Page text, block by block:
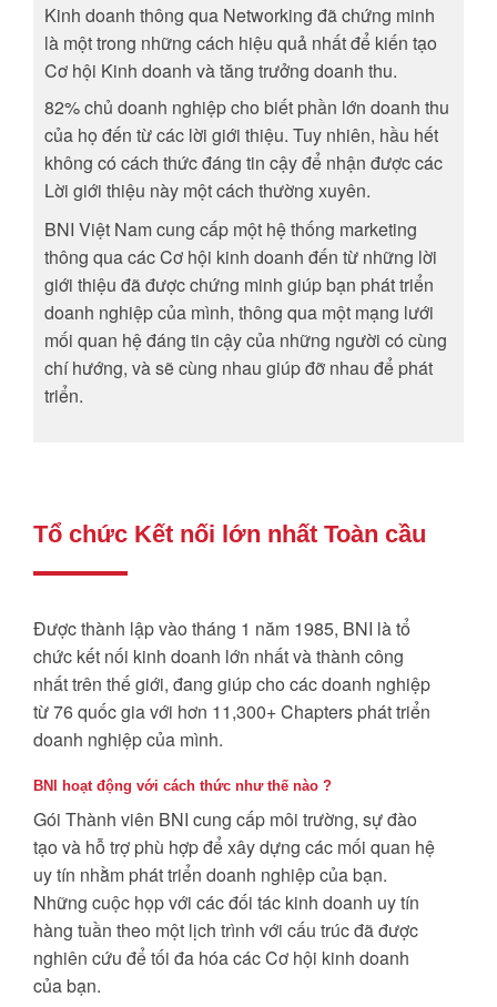
Kinh doanh thông qua Networking đã chứng minh
là một trong những cách hiệu quả nhất để kiến tạo
Cơ hội Kinh doanh và tăng trưởng doanh thu.
82% chủ doanh nghiệp cho biết phần lớn doanh thu
của họ đến từ các lời giới thiệu. Tuy nhiên, hầu hết
không có cách thức đáng tin cậy để nhận được các
Lời giới thiệu này một cách thường xuyên.
BNI Việt Nam cung cấp một hệ thống marketing
thông qua các Cơ hội kinh doanh đến từ những lời
giới thiệu đã được chứng minh giúp bạn phát triển
doanh nghiệp của mình, thông qua một mạng lưới
mối quan hệ đáng tin cậy của những người có cùng
chí hướng, và sẽ cùng nhau giúp đỡ nhau để phát
triển.
Tổ chức Kết nối lớn nhất Toàn cầu
Được thành lập vào tháng 1 năm 1985, BNI là tổ
chức kết nối kinh doanh lớn nhất và thành công
nhất trên thế giới, đang giúp cho các doanh nghiệp
từ 76 quốc gia với hơn 11,300+ Chapters phát triển
doanh nghiệp của mình.
BNI hoạt động với cách thức như thế nào ?
Gói Thành viên BNI cung cấp môi trường, sự đào
tạo và hỗ trợ phù hợp để xây dựng các mối quan hệ
uy tín nhằm phát triển doanh nghiệp của bạn.
Những cuộc họp với các đối tác kinh doanh uy tín
hàng tuần theo một lịch trình với cấu trúc đã được
nghiên cứu để tối đa hóa các Cơ hội kinh doanh
của bạn.